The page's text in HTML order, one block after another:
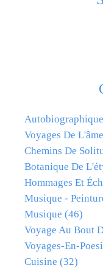
Autobiographique
Voyages De L'âme
Chemins De
Botanique De
Hommages Et
Musique -
Musique (46)
Voyage Au Bout
Voyages-En-
Cuisine (32)